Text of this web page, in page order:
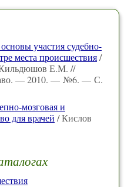
участия судебно-
места происшествия/
Е.М. //
— 2010. — №6. — С.
мозговая и
для врачей / Кислов